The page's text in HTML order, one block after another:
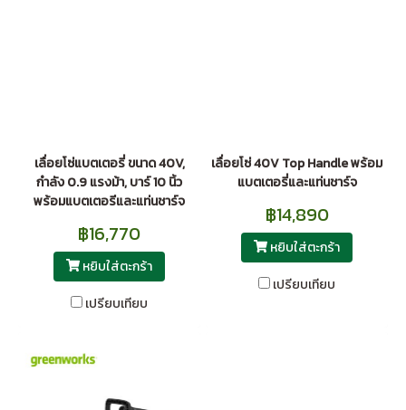
เลื่อยโซ่แบตเตอรี่ ขนาด 40V,
กำลัง 0.9 แรงม้า, บาร์ 10 นิ้ว
พร้อมแบตเตอรีและแท่นชาร์จ
฿16,770
หยิบใส่ตะกร้า
เปรียบเทียบ
เลื่อยโซ่ 40V Top Handle พร้อม
แบตเตอรี่และแท่นชาร์จ
฿14,890
หยิบใส่ตะกร้า
เปรียบเทียบ